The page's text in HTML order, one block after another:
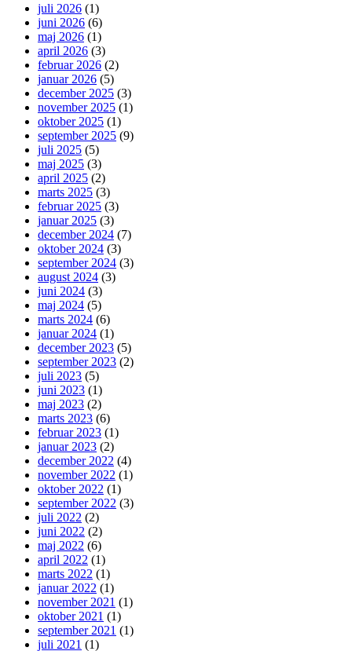
juli 2026 (1)
juni 2026 (6)
maj 2026 (1)
april 2026 (3)
februar 2026 (2)
januar 2026 (5)
december 2025 (3)
november 2025 (1)
oktober 2025 (1)
september 2025 (9)
juli 2025 (5)
maj 2025 (3)
april 2025 (2)
marts 2025 (3)
februar 2025 (3)
januar 2025 (3)
december 2024 (7)
oktober 2024 (3)
september 2024 (3)
august 2024 (3)
juni 2024 (3)
maj 2024 (5)
marts 2024 (6)
januar 2024 (1)
december 2023 (5)
september 2023 (2)
juli 2023 (5)
juni 2023 (1)
maj 2023 (2)
marts 2023 (6)
februar 2023 (1)
januar 2023 (2)
december 2022 (4)
november 2022 (1)
oktober 2022 (1)
september 2022 (3)
juli 2022 (2)
juni 2022 (2)
maj 2022 (6)
april 2022 (1)
marts 2022 (1)
januar 2022 (1)
november 2021 (1)
oktober 2021 (1)
september 2021 (1)
juli 2021 (1)